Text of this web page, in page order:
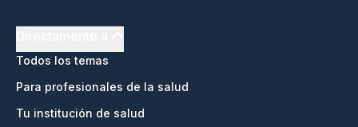
Todos los temas
Para profesionales de la salud
Tu institución de salud